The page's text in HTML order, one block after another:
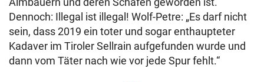
Dennoch: Illegal ist illegal! Wolf-Petre: „Es darf nicht
sein, dass 2019 ein toter und sogar enthaupteter
Kadaver im Tiroler Sellrain aufgefunden wurde und
dann vom Täter nach wie vor jede Spur fehlt.“